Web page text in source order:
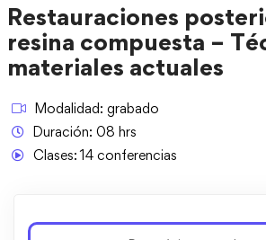
Restauraciones
resina compuesta –
materiales actuales
Modalidad: grabado
Duración: 08 hrs
Clases: 14 conferencias